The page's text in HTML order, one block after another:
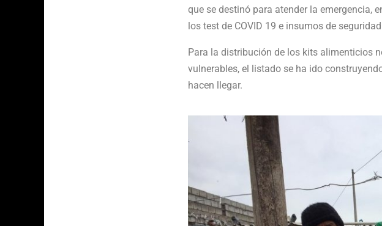
que se destinó para atender la emergencia,
los test de COVID 19 e insumos de
Para la distribución de los kits alimenticios
vulnerables, el listado se ha ido
hacen llegar.